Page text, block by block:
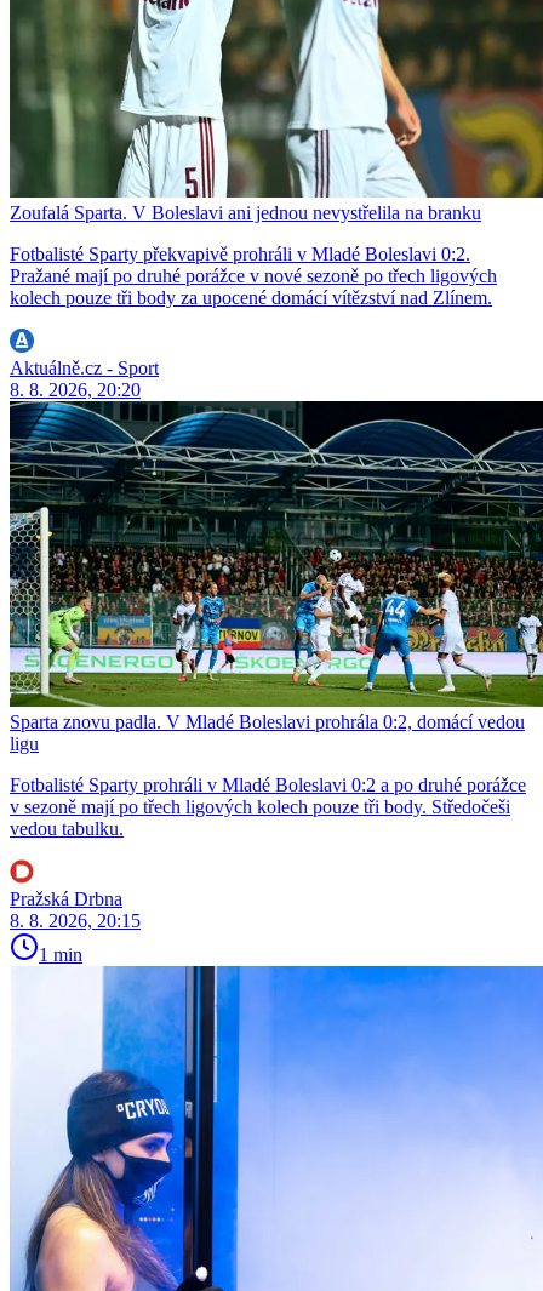
Zoufalá Sparta. V Boleslavi ani jednou nevystřelila na branku
Fotbalisté Sparty překvapivě prohráli v Mladé Boleslavi 0:2.
Pražané mají po druhé porážce v nové sezoně po třech ligových
kolech pouze tři body za upocené domácí vítězství nad Zlínem.
Aktuálně.cz - Sport
8. 8. 2026, 20:20
Sparta znovu padla. V Mladé Boleslavi prohrála 0:2, domácí vedou
ligu
Fotbalisté Sparty prohráli v Mladé Boleslavi 0:2 a po druhé porážce
v sezoně mají po třech ligových kolech pouze tři body. Středočeši
vedou tabulku.
Pražská Drbna
8. 8. 2026, 20:15
1 min